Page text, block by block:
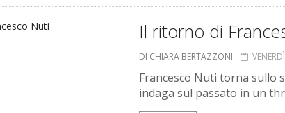
Il ritorno di
DI CHIARA BERTAZZONI
Francesco Nuti torna sullo
indaga sul passato in un